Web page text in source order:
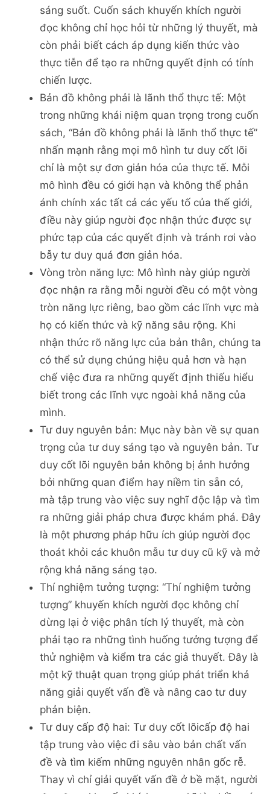
sáng suốt. Cuốn sách khuyến khích người
đọc không chỉ học hỏi từ những lý thuyết, mà
còn phải biết cách áp dụng kiến thức vào
thực tiễn để tạo ra những quyết định có tính
chiến lược.
Bản đồ không phải là lãnh thổ thực tế: Một
trong những khái niệm quan trọng trong cuốn
sách, “Bản đồ không phải là lãnh thổ thực tế”
nhấn mạnh rằng mọi mô hình tư duy cốt lõi
chỉ là một sự đơn giản hóa của thực tế. Mỗi
mô hình đều có giới hạn và không thể phản
ánh chính xác tất cả các yếu tố của thế giới,
điều này giúp người đọc nhận thức được sự
phức tạp của các quyết định và tránh rơi vào
bẫy tư duy quá đơn giản hóa.
Vòng tròn năng lực: Mô hình này giúp người
đọc nhận ra rằng mỗi người đều có một vòng
tròn năng lực riêng, bao gồm các lĩnh vực mà
họ có kiến thức và kỹ năng sâu rộng. Khi
nhận thức rõ năng lực của bản thân, chúng ta
có thể sử dụng chúng hiệu quả hơn và hạn
chế việc đưa ra những quyết định thiếu hiểu
biết trong các lĩnh vực ngoài khả năng của
mình.
Tư duy nguyên bản: Mục này bàn về sự quan
trọng của tư duy sáng tạo và nguyên bản. Tư
duy cốt lõi nguyên bản không bị ảnh hưởng
bởi những quan điểm hay niềm tin sẵn có,
mà tập trung vào việc suy nghĩ độc lập và tìm
ra những giải pháp chưa được khám phá. Đây
là một phương pháp hữu ích giúp người đọc
thoát khỏi các khuôn mẫu tư duy cũ kỹ và mở
rộng khả năng sáng tạo.
Thí nghiệm tưởng tượng: “Thí nghiệm tưởng
tượng” khuyến khích người đọc không chỉ
dừng lại ở việc phân tích lý thuyết, mà còn
phải tạo ra những tình huống tưởng tượng để
thử nghiệm và kiểm tra các giả thuyết. Đây là
một kỹ thuật quan trọng giúp phát triển khả
năng giải quyết vấn đề và nâng cao tư duy
phản biện.
Tư duy cấp độ hai: Tư duy cốt lõicấp độ hai
tập trung vào việc đi sâu vào bản chất vấn
đề và tìm kiếm những nguyên nhân gốc rễ.
Thay vì chỉ giải quyết vấn đề ở bề mặt, người